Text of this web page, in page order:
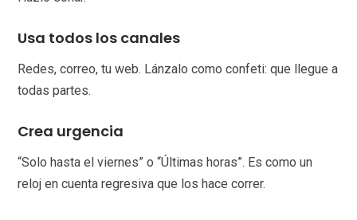
Usa todos los canales
Redes, correo, tu web. Lánzalo como confeti: que llegue a
todas partes.
Crea urgencia
“Solo hasta el viernes” o “Últimas horas”. Es como un
reloj en cuenta regresiva que los hace correr.